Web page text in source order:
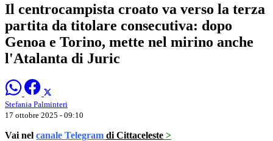
Il centrocampista croato va verso la terza
partita da titolare consecutiva: dopo
Genoa e Torino, mette nel mirino anche
l'Atalanta di Juric
Stefania Palminteri
17 ottobre 2025 - 09:10
Vai nel canale Telegram di Cittaceleste >